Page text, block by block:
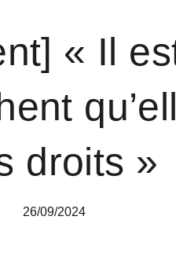
« Il
droits »
26/09/2024